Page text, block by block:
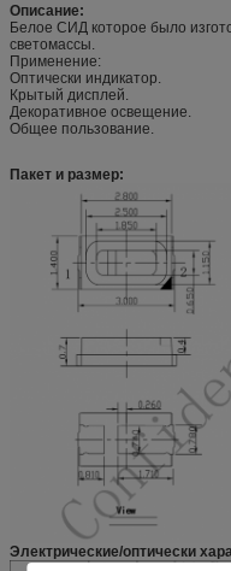
Описание:
Белое СИД которое было
светомассы.
Применение:
Оптически индикатор.
Крытый дисплей.
Декоративное освещение.
Общее пользование.
Пакет и размер:
Электрические/оптически